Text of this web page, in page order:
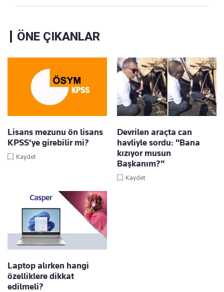
ÖNE ÇIKANLAR
Lisans mezunu ön lisans
KPSS'ye girebilir mi?
Kaydet
Devrilen araçta can
havliyle sordu: "Bana
kızıyor musun
Başkanım?"
Kaydet
Laptop alırken hangi
özelliklere dikkat
edilmeli?